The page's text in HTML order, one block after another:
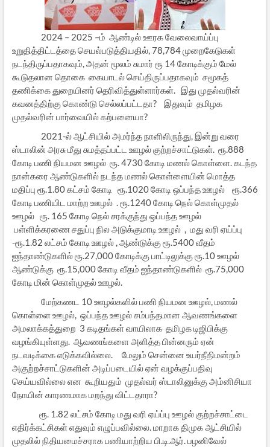
2024 – 2025 –ம் ஆண்டில் ஊரக வேலைவாய்ப்பு
உறுதித்திட்டத்தை செயல்படுத்தியதில், 78,784 முறைகேடுகள்
நடந்திருப்பதாகவும், அதன் மூலம் சுமார் ரூ 14 கோடிக்கும் மேல்
கூடுதலான தொகை கையாடல் செய்திருப்பதாகவும் சமூகத்
தணிக்கை துறையினர் தெரிவித்துள்ளார்கள். இது முதல்வரின்
கவனத்திற்கு கொண்டு செல்லப்பட்டதா? இதுவும் தமிழக
முதல்வரின் பார்வையில் கற்பனையா?
2021-ல் ஆட்சியில் அமர்ந்த நாளிலிருந்து, இன்று வரை
ஸ்டாலின் அரசு மீது சுமத்தப்பட்ட ஊழல் குற்றச்சாட்டுகள். ரூ.888
கோடி பணி நியமன ஊழல் ரூ. 4730 கோடி மணல் கொள்ளை. கடந்த
நான்கரை ஆண்டுகளில் நடந்த மணல் கொள்ளையின் மொத்த
மதிப்பு ரூ.1.80 கட்சம் கோடி ரூ.1020 கோடி ஒப்பந்த ஊழல் ரூ.366
கோடி பணியிட மாற்ற ஊழல் . ரூ.1240 கோடி நெல் கொள்முதல்
ஊழல் ரூ. 165 கோடி நெல் சரக்குந்து ஒப்பந்த ஊழல்
பள்ளிக்கரணை சதுப்பு நில அடுக்குமாடி ஊழல் , மது வரி ஏய்ப்பு
-ரூ.1.82 லட்சம் கோடி ஊழல் , ஆண்டுக்கு ரூ.5400 வீதம்
ஐந்தாண்டுகளில் ரூ.27,000 கோடிக்கு பாட்டிலுக்கு ரூ.10 ஊழல்
ஆண்டுக்கு ரூ.15,000 கோடி வீதம் ஐந்தாண்டுகளில் ரூ.75,000
கோடி மின் கொள்முதல் ஊழல்.
மேற்கணட 10 ஊழல்களில் பணி நியமன ஊழல், மணல்
கொள்ளை ஊழல், ஒப்பந்த ஊழல் சம்பந்தமான ஆவணங்களை
அமலாக்கத்துறை 3 கடிதங்கள் வாயிலாக தமிழக டிஜிபிக்கு
வழங்கியுள்ளது. ஆவணங்களை அளித்த பின்னரும் ஏன்
நடவடிக்கை எடுக்கவில்லை. மேலும் சென்னை உயர்நீதிமன்றம்
அகுற்றச்சாட்டுகளின் அடிப்படையில் ஏன் வழக்குப்பதிவு
செய்யவில்லை என கூறியதும் முதல்வர் ஸ்டாலினுக்கு அம்னிசியா
நோயின் காரணமாக மறந்து விட்டதாரா?
ரூ. 1.82 லட்சம் கோடி மது வரி ஏய்ப்பு ஊழல் குற்றச்சாட்டை
எதிர்க்கட்சிகள் எதுவும் எழுப்பவில்லை. மாறாக திமுக ஆட்சியில்
முதலில் நிதியமைச்சராக பணியாற்றிய பி.டி.ஆர். பழனிவேல்